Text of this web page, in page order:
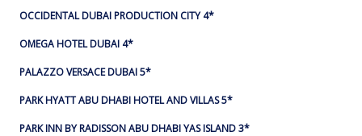
OCCIDENTAL DUBAI PRODUCTION CITY 4*
OMEGA HOTEL DUBAI 4*
PALAZZO VERSACE DUBAI 5*
PARK HYATT ABU DHABI HOTEL AND VILLAS 5*
PARK INN BY RADISSON ABU DHABI YAS ISLAND 3*